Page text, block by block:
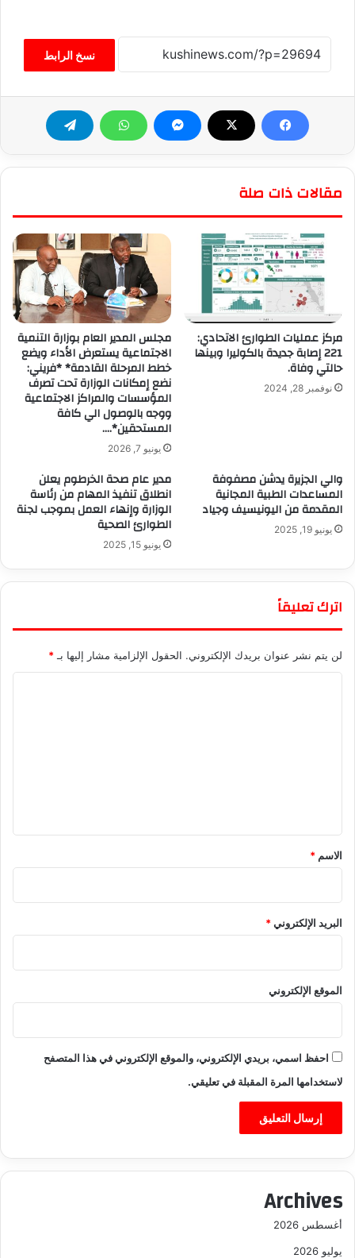
نسخ الرابط
مقالات ذات صلة
مركز عمليات الطوارئ الاتحادي:
221 إصابة جديدة بالكوليرا وبينها
حالتي وفاة.
نوفمبر 28, 2024
مجلس المدير العام بوزارة التنمية
الاجتماعية يستعرض الأداء ويضع
خطط المرحلة القادمة* *فريني:
نضع إمكانات الوزارة تحت تصرف
المؤسسات والمراكز الاجتماعية
ووجه بالوصول الي كافة
المستحقين*….
يونيو 7, 2026
والي الجزيرة يدشن مصفوفة
المساعدات الطبية المجانية
المقدمة من اليونيسيف وجياد
يونيو 19, 2025
مدير عام صحة الخرطوم يعلن
انطلاق تنفيذ المهام من رئاسة
الوزارة وإنهاء العمل بموجب لجنة
الطوارئ الصحية
يونيو 15, 2025
اترك تعليقاً
لن يتم نشر عنوان بريدك الإلكتروني. الحقول الإلزامية مشار إليها بـ *
*
الاسم *
البريد الإلكتروني*
الموقع الإلكتروني
احفظ اسمي، بريدي الإلكتروني، والموقع الإلكتروني في هذا المتصفح
لاستخدامها المرة المقبلة في تعليقي.
Archives
أغسطس 2026
يوليو 2026